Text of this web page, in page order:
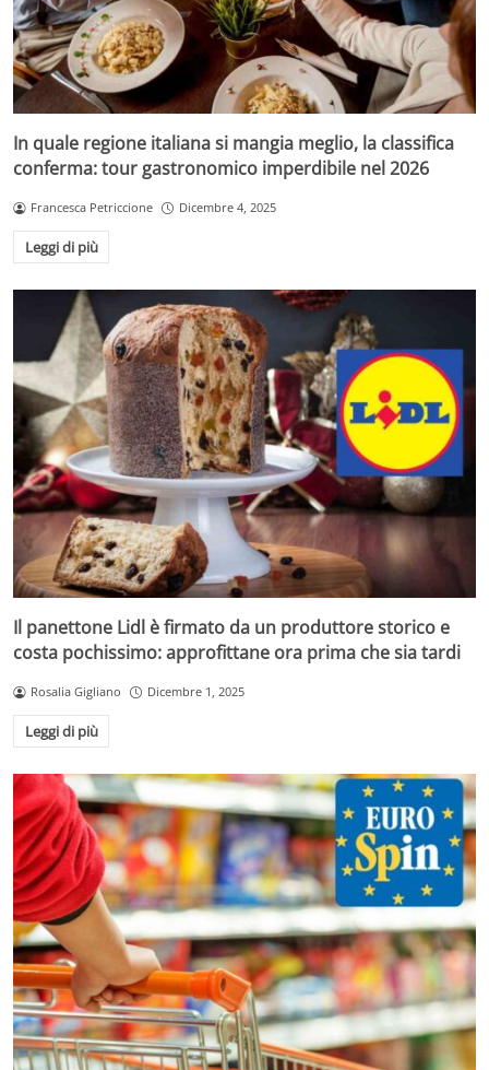
In quale regione italiana si mangia meglio, la classifica
conferma: tour gastronomico imperdibile nel 2026
Francesca Petriccione Dicembre 4, 2025
Leggi di più
Il panettone Lidl è firmato da un produttore storico e
costa pochissimo: approfittane ora prima che sia tardi
Rosalia Gigliano Dicembre 1, 2025
Leggi di più